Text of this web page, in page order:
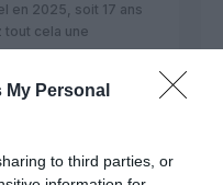
Personal
to third parties, or
en 2025, soit 17 ans
cela une
avec cette lettre?
la mère d’une
vous